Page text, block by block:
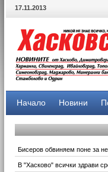
17.11.2013
Начало Новини
Бисеров обвиняем поне за
В "Хасково" всички здрави